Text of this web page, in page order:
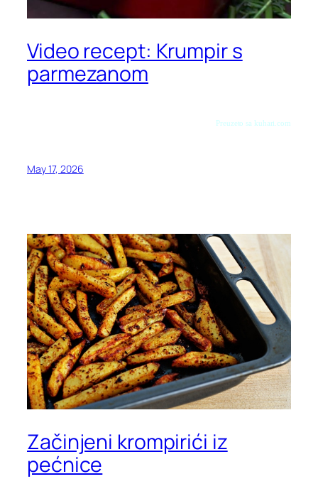
Video recept: Krumpir s
parmezanom
Preuzeto sa kuhari.com
May 17, 2026
Začinjeni krompirići iz
pećnice